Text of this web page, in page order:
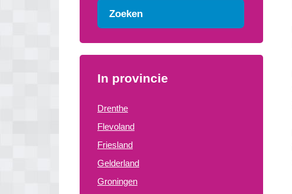
Zoeken
In provincie
Drenthe
Flevoland
Friesland
Gelderland
Groningen